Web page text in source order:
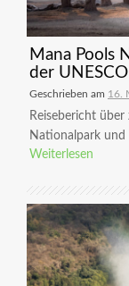
Mana Pools
der UNESCO
Geschrieben am 16.
Reisebericht
Nationalpark und
Weiterlesen